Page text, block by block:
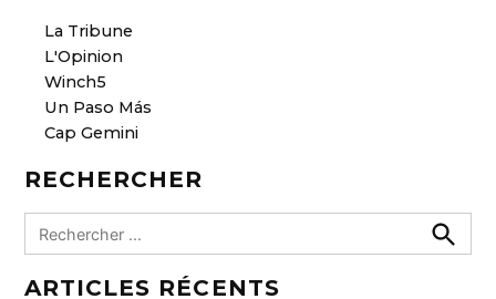
La Tribune
L'Opinion
Winch5
Un Paso Más
Cap Gemini
RECHERCHER
e
R
ARTICLES RÉCENTS